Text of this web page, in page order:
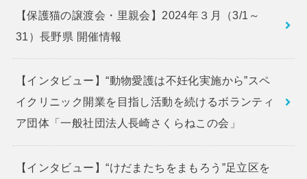
【保護猫の譲渡会・里親会】2024年３月（3/1～
31）長野県 開催情報
【インタビュー】“動物愛護は不妊化実施から”スペ
イクリニック開業を目指し活動を続けるボランティ
ア団体「一般社団法人長崎さくらねこの会」
【インタビュー】“けだまたちをまもろう”足立区を